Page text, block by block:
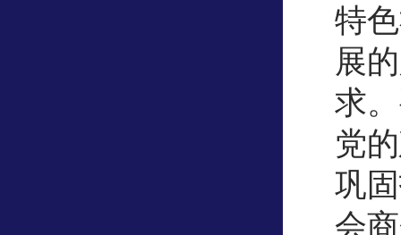
特
展
求
党
巩
会